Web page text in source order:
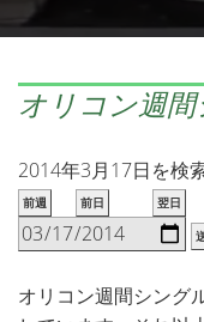
オリコン週
2014年3月17日を検
前週 前日 翌日
オリコン週間シング